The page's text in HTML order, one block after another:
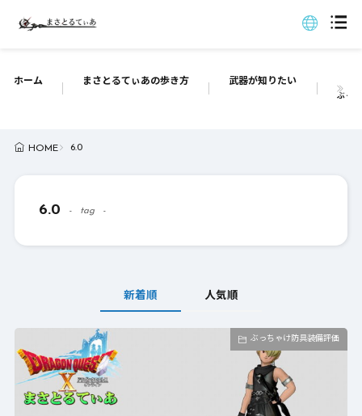
ホーム まさとるてぃあの歩き方 武器が知りたい
ぶっ
HOME 6.0
6.0 tag
新着順 人気順
ぶっちゃけ防具装備評価